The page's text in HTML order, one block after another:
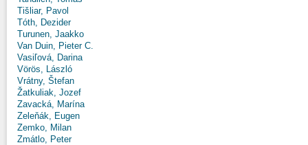
Tišliar, Pavol
Tóth, Dezider
Turunen, Jaakko
Van Duin, Pieter C.
Vasiľová, Darina
Vörös, László
Vrátny, Štefan
Žatkuliak, Jozef
Zavacká, Marína
Zeleňák, Eugen
Zemko, Milan
Zmátlo, Peter